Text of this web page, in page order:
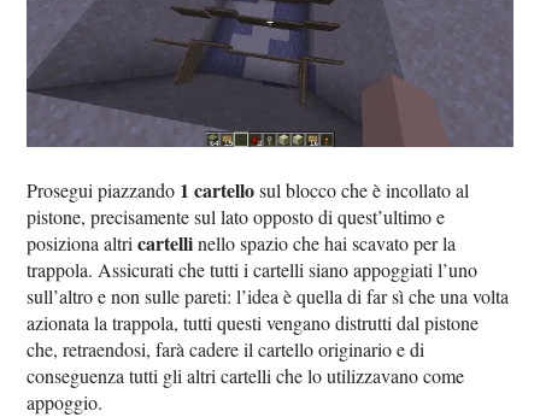
Prosegui piazzando 1 cartellosul blocco che è incollato al
pistone, precisamente sul lato opposto di quest’ultimo e
posiziona altricartellinello spazio che hai scavato per la
trappola. Assicurati che tutti i cartelli siano appoggiati l’uno
sull’altro e non sulle pareti: l’idea è quella di far sì che una volta
azionata la trappola, tutti questi vengano distrutti dal pistone
che, retraendosi, farà cadere il cartello originario e di
conseguenza tutti gli altri cartelli che lo utilizzavano come
appoggio.